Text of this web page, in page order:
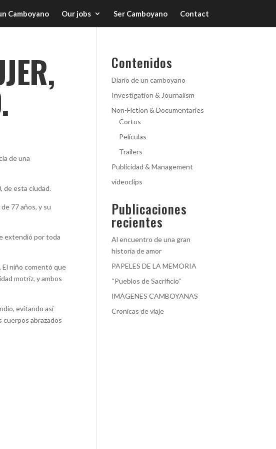
Camboyano Our jobs Ser Camboyano Contact
de una
de esta ciudad.
77 años, y su
extendió por toda
El niño comentó que
motriz, y ambos
evitando así
cuerpos abrazados
Contenidos
Diario de un camboyano
Investigation & Journalism
Non-Fiction & Documentaries
Cortos
Películas
Trailers
Publicidad & Management
videoclips
Publicaciones
recientes
Al encuentro de una gran
historia de amor
PAPELES DE LA MEMORIA
“Pueblos de Sacrificio”
IMÁGENES CAMBOYANAS
Cronicas de viaje